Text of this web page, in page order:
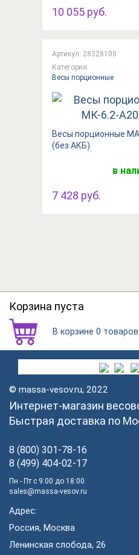
10 055 руб.
Артикул: 28328108
Категория:
Весы порционные
Весы порционные
(без АКБ)
в
7 428 руб.
Корзина пуста
В корзине 0 товаров
© massa-vesov.ru, 2022
Интернет-магазин
Быстрая доставка по
8 (800) 301-78-16
8 (499) 404-02-17
Пн - Пт с 9:00 до 18:00
sales@massa-vesov.ru
Адрес:
Россия, Москва
Ленинская слобода, 26